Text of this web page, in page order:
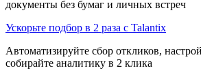
документы без бумаг и личных встреч
Ускорьте подбор в 2 раза с Talantix
Автоматизируйте сбор откликов,
собирайте аналитику в 2 клика